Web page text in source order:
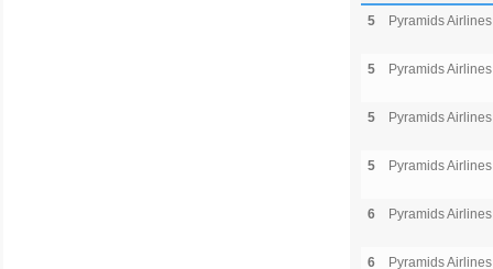
5 Pyramids Airlines
5 Pyramids Airlines
5 Pyramids Airlines
5 Pyramids Airlines
6 Pyramids Airlines
6 Pyramids Airlines